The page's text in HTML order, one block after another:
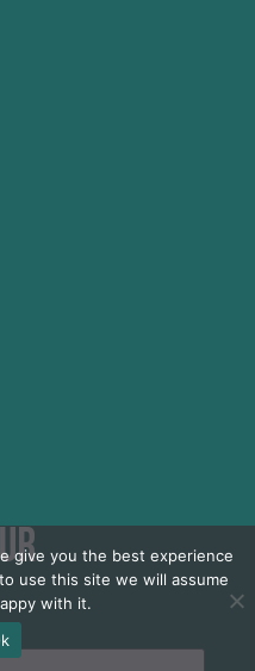
give you the best experience
use this site we will assume
with it.